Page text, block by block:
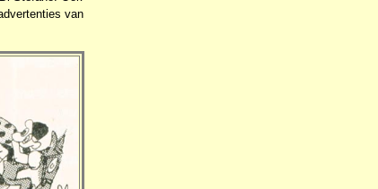
van